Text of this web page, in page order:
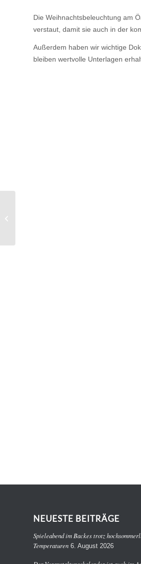
Die Weihnachtsbeleuchtung am
verstaut, damit sie auch in der
Außerdem haben wir wichtige
bleiben wertvolle Unterlagen
NEUESTE BEITRÄGE
Spieleabend im Backes trotz
Temperaturen 6. August 2026